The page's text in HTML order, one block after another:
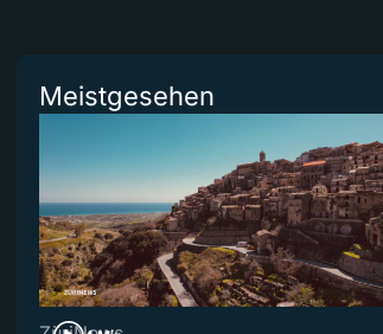
Meistgesehen